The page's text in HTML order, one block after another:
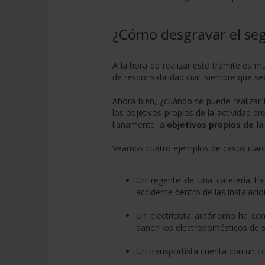
¿Cómo desgravar el
A la hora de realizar este trámite es
de responsabilidad civil, siempre que
Ahora bien, ¿cuándo se puede
los objetivos propios de la actividad
llanamente, a objetivos propios de
Veamos cuatro ejemplos de casos
Un regente de una cafetería
accidente dentro de las
Un electricista autónomo ha
dañen los electrodomésticos de
Un transportista cuenta con un